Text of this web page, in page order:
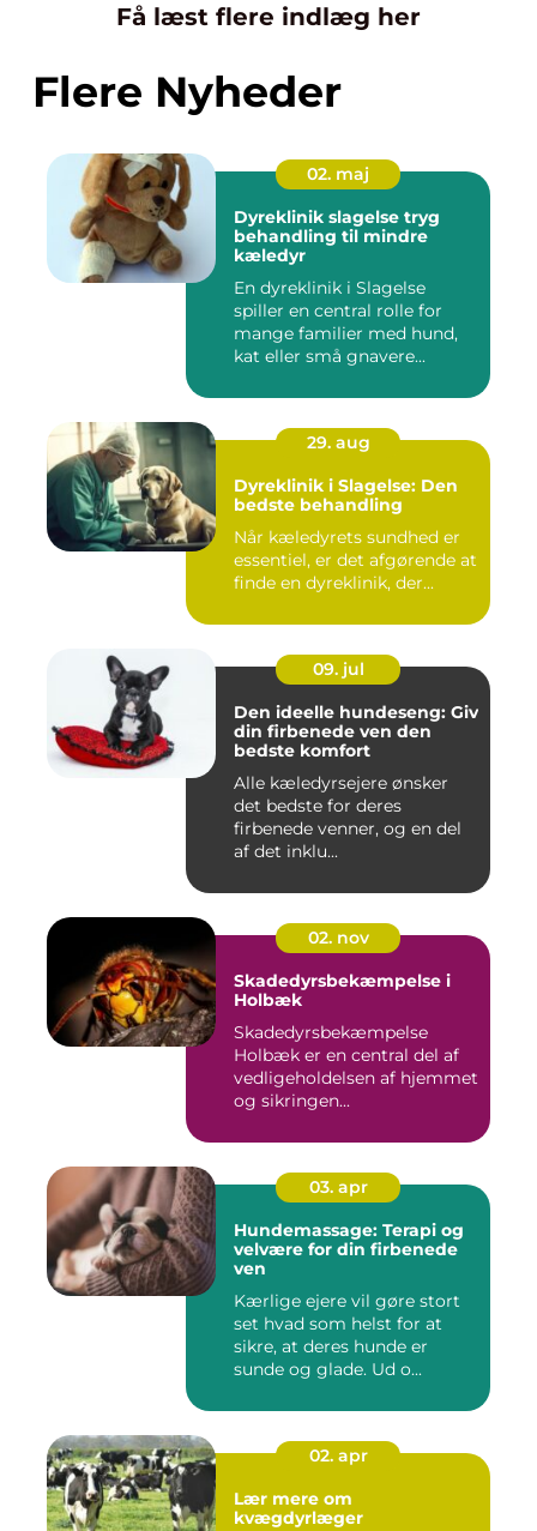
Få læst flere indlæg her
Flere Nyheder
02. maj
Dyreklinik slagelse tryg
behandling til mindre
kæledyr
En dyreklinik i Slagelse
spiller en central rolle for
mange familier med hund,
kat eller små gnavere...
29. aug
Dyreklinik i Slagelse: Den
bedste behandling
Når kæledyrets sundhed er
essentiel, er det afgørende at
finde en dyreklinik, der...
09. jul
Den ideelle hundeseng: Giv
din firbenede ven den
bedste komfort
Alle kæledyrsejere ønsker
det bedste for deres
firbenede venner, og en del
af det inklu...
02. nov
Skadedyrsbekæmpelse i
Holbæk
Skadedyrsbekæmpelse
Holbæk er en central del af
vedligeholdelsen af hjemmet
og sikringen...
03. apr
Hundemassage: Terapi og
velvære for din firbenede
ven
Kærlige ejere vil gøre stort
set hvad som helst for at
sikre, at deres hunde er
sunde og glade. Ud o...
02. apr
Lær mere om
kvægdyrlæger